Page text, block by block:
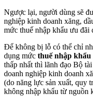
Ngược lại, người dùng sẽ
nghiệp kinh doanh xăng,
mức thuế nhập khẩu ưu đãi
Để không bị lỗ có thể chỉ
dụng mức thuế nhập khẩu
thấp nhất thì lãnh đạo Bộ
doanh nghiệp kinh doanh
(do năng lực sản xuất, quy
không nhập khẩu từ nguồn